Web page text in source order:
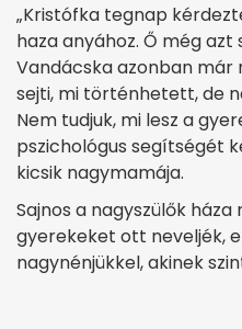
„Kristófka tegnap
haza anyához. Ő még azt
Vandácska azonban már
sejti, mi történhetett, de
Nem tudjuk, mi lesz a
pszichológus segítségét
kicsik nagymamája.
Sajnos a nagyszülők
gyerekeket ott neveljék,
nagynénjükkel, akinek